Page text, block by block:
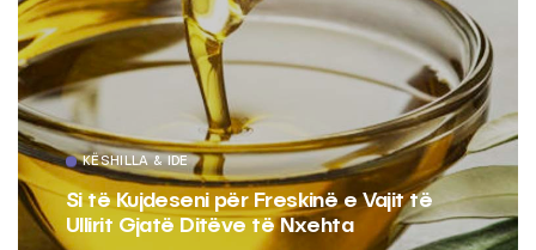
KËSHILLA & IDE
Si të Kujdeseni për Freskinë e Vajit të
Ullirit Gjatë Ditëve të Nxehta